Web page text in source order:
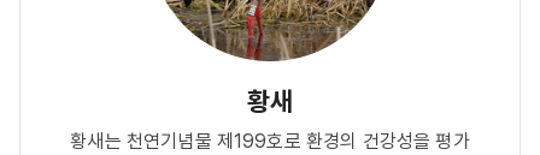
황새
황새는 천연기념물 제199호로 환경의 건강성을 평가